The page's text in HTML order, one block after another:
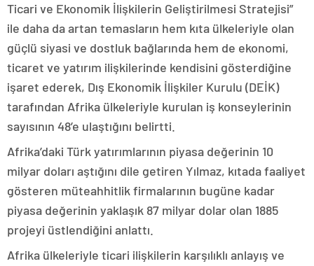
Ticari ve Ekonomik İlişkilerin Geliştirilmesi Stratejisi”
ile daha da artan temasların hem kıta ülkeleriyle olan
güçlü siyasi ve dostluk bağlarında hem de ekonomi,
ticaret ve yatırım ilişkilerinde kendisini gösterdiğine
işaret ederek, Dış Ekonomik İlişkiler Kurulu (DEİK)
tarafından Afrika ülkeleriyle kurulan iş konseylerinin
sayısının 48’e ulaştığını belirtti.
Afrika’daki Türk yatırımlarının piyasa değerinin 10
milyar doları aştığını dile getiren Yılmaz, kıtada faaliyet
gösteren müteahhitlik firmalarının bugüne kadar
piyasa değerinin yaklaşık 87 milyar dolar olan 1885
projeyi üstlendiğini anlattı.
Afrika ülkeleriyle ticari ilişkilerin karşılıklı anlayış ve